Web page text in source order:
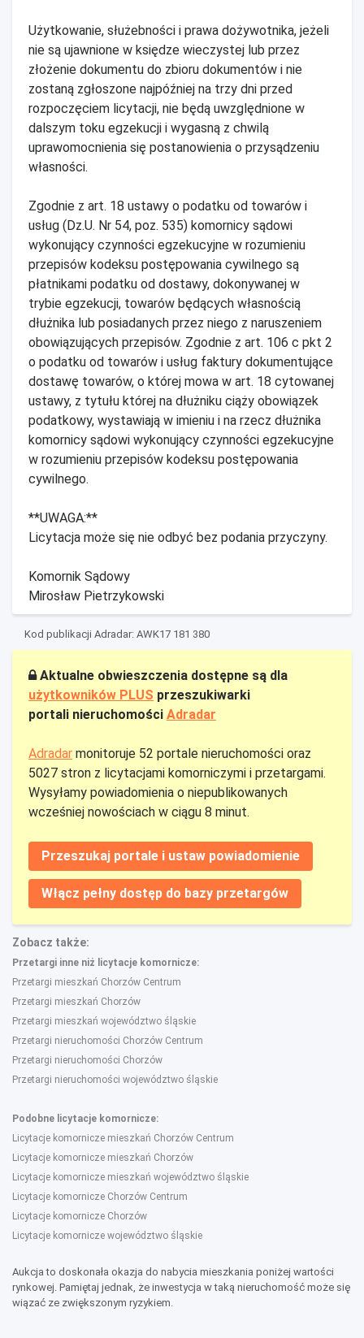
Użytkowanie, służebności i prawa dożywotnika, jeżeli
nie są ujawnione w księdze wieczystej lub przez
złożenie dokumentu do zbioru dokumentów i nie
zostaną zgłoszone najpóźniej na trzy dni przed
rozpoczęciem licytacji, nie będą uwzględnione w
dalszym toku egzekucji i wygasną z chwilą
uprawomocnienia się postanowienia o przysądzeniu
własności.
Zgodnie z art. 18 ustawy o podatku od towarów i
usług (Dz.U. Nr 54, poz. 535) komornicy sądowi
wykonujący czynności egzekucyjne w rozumieniu
przepisów kodeksu postępowania cywilnego są
płatnikami podatku od dostawy, dokonywanej w
trybie egzekucji, towarów będących własnością
dłużnika lub posiadanych przez niego z naruszeniem
obowiązujących przepisów. Zgodnie z art. 106 c pkt 2
o podatku od towarów i usług faktury dokumentujące
dostawę towarów, o której mowa w art. 18 cytowanej
ustawy, z tytułu której na dłużniku ciąży obowiązek
podatkowy, wystawiają w imieniu i na rzecz dłużnika
komornicy sądowi wykonujący czynności egzekucyjne
w rozumieniu przepisów kodeksu postępowania
cywilnego.
**UWAGA:**
Licytacja może się nie odbyć bez podania przyczyny.
Komornik Sądowy
Mirosław Pietrzykowski
Kod publikacji Adradar: AWK17 181 380
Aktualne obwieszczenia dostępne są dla
użytkowników PLUS przeszukiwarki
portali nieruchomości Adradar
Adradar monitoruje 52 portale nieruchomości oraz
5027 stron z licytacjami komorniczymi i przetargami.
Wysyłamy powiadomienia o niepublikowanych
wcześniej nowościach w ciągu 8 minut.
Przeszukaj portale i ustaw powiadomienie
Włącz pełny dostęp do bazy przetargów
Zobacz także:
Przetargi inne niż licytacje komornicze:
Przetargi mieszkań Chorzów Centrum
Przetargi mieszkań Chorzów
Przetargi mieszkań województwo śląskie
Przetargi nieruchomości Chorzów Centrum
Przetargi nieruchomości Chorzów
Przetargi nieruchomości województwo śląskie
Podobne licytacje komornicze:
Licytacje komornicze mieszkań Chorzów Centrum
Licytacje komornicze mieszkań Chorzów
Licytacje komornicze mieszkań województwo śląskie
Licytacje komornicze Chorzów Centrum
Licytacje komornicze Chorzów
Licytacje komornicze województwo śląskie
Aukcja to doskonała okazja do nabycia mieszkania poniżej wartości
rynkowej. Pamiętaj jednak, że inwestycja w taką nieruchomość może się
wiązać ze zwiększonym ryzykiem.